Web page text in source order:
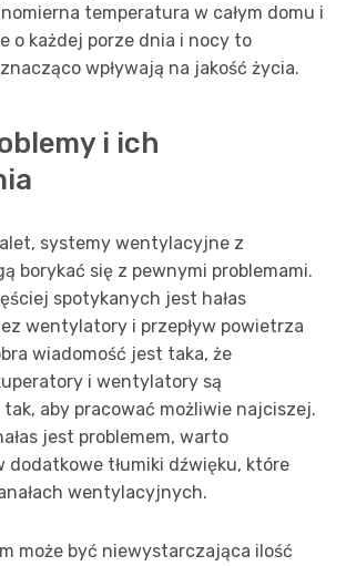
temperatura w całym domu i
o każdej porze dnia i nocy to
wpływają na jakość życia.
i ich
systemy wentylacyjne z
borykać się z pewnymi problemami.
spotykanych jest hałas
wentylatory i przepływ powietrza
wiadomość jest taka, że
i wentylatory są
aby pracować możliwie najciszej.
jest problemem, warto
dodatkowe tłumiki dźwięku, które
wentylacyjnych.
może być niewystarczająca ilość